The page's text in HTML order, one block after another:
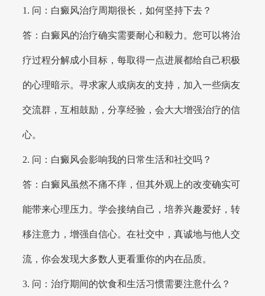
1. 问：白癜风治疗周期很长，如何坚持下去？
答：白癜风的治疗确实需要耐心和毅力。您可以将治
疗过程分解成小目标，每取得一点进展都给自己积极
的心理暗示。寻求家人或病友的支持，加入一些病友
交流群，互相鼓励，分享经验，会大大增强治疗的信
心。
2. 问：白癜风会影响我的日常生活和社交吗？
答：白癜风虽然不痛不痒，但其外观上的改变确实可
能带来心理压力。学会接纳自己，培养兴趣爱好，转
移注意力，增强自信心。在社交中，真诚地与他人交
流，你会发现大多数人更看重你的内在品质。
3. 问：治疗期间的饮食和生活习惯需要注意什么？